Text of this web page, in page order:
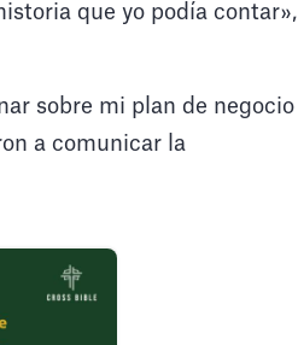
que yo podía contar»,
sobre mi plan de negocio
a comunicar la